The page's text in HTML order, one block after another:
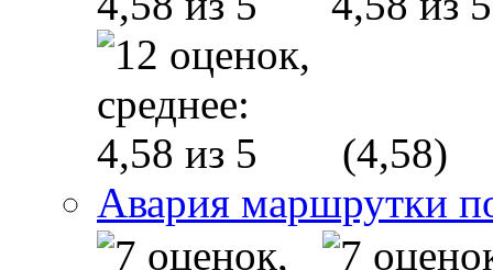
(4,58)
Авария маршрутки